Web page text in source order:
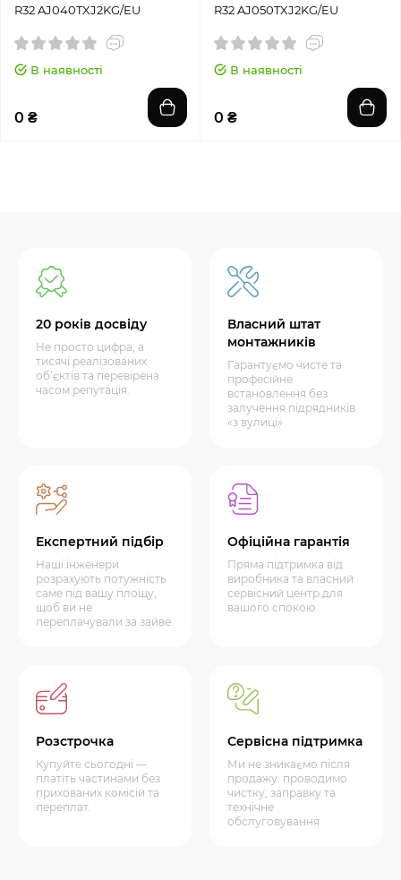
R32 AJ040TXJ2KG/EU
В наявності
0 ₴
R32 AJ050TXJ2KG/EU
В наявності
0 ₴
20 років досвіду
Не просто цифра, а
тисячі реалізованих
об’єктів та перевірена
часом репутація.
Власний штат
монтажників
Гарантуємо чисте та
професійне
встановлення без
залучення підрядників
«з вулиці»
Експертний підбір
Наші інженери
розрахують потужність
саме під вашу площу,
щоб ви не
переплачували за зайве.
Офіційна гарантія
Пряма підтримка від
виробника та власний
сервісний центр для
вашого спокою.
Розстрочка
Купуйте сьогодні —
платіть частинами без
прихованих комісій та
переплат.
Сервісна підтримка
Ми не зникаємо після
продажу: проводимо
чистку, заправку та
технічне
обслуговування